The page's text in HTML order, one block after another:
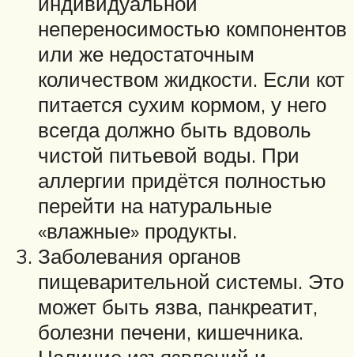
непереносимостью компонентов
или же недостаточным
количеством жидкости. Если кот
питается сухим кормом, у него
всегда должно быть вдоволь
чистой питьевой воды. При
аллергии придётся полностью
перейти на натуральные
«влажные» продукты.
Заболевания органов
пищеварительной системы. Это
может быть язва, панкреатит,
болезни печени, кишечника.